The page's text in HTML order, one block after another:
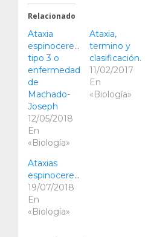
Relacionado
Ataxia
espinocerebelosa
tipo 3 o
enfermedad
de
Machado-
Joseph
12/05/2018
En
«Biología»
Ataxia,
termino y
clasificación.
11/02/2017
En
«Biología»
Ataxias
espinocerebelosas
19/07/2018
En
«Biología»